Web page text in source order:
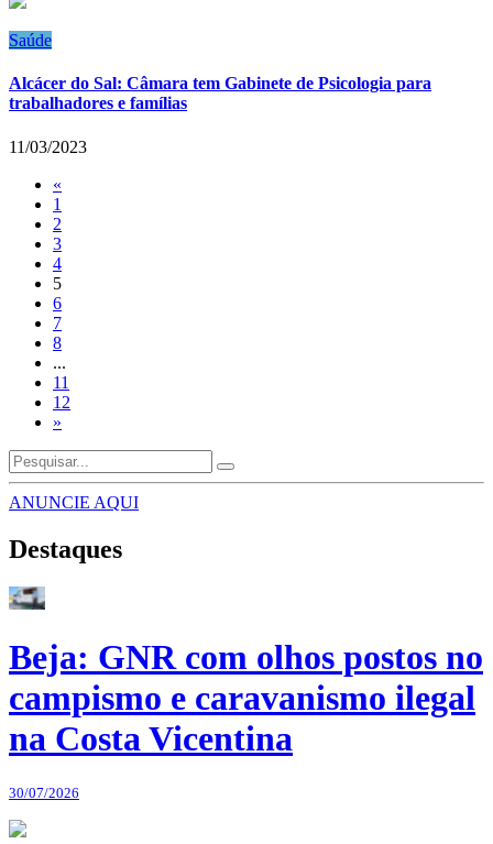
Saúde
Alcácer do Sal: Câmara tem Gabinete de Psicologia para
trabalhadores e famílias
11/03/2023
«
1
2
3
4
5
6
7
8
...
11
12
»
ANUNCIE AQUI
Destaques
Beja: GNR com olhos postos no
campismo e caravanismo ilegal
na Costa Vicentina
30/07/2026